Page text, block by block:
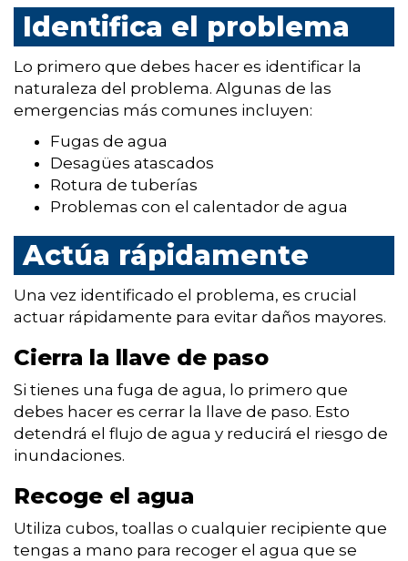
Identifica el problema
Lo primero que debes hacer es identificar la
naturaleza del problema. Algunas de las
emergencias más comunes incluyen:
Fugas de agua
Desagües atascados
Rotura de tuberías
Problemas con el calentador de agua
Actúa rápidamente
Una vez identificado el problema, es crucial
actuar rápidamente para evitar daños mayores.
Cierra la llave de paso
Si tienes una fuga de agua, lo primero que
debes hacer es cerrar la llave de paso. Esto
detendrá el flujo de agua y reducirá el riesgo de
inundaciones.
Recoge el agua
Utiliza cubos, toallas o cualquier recipiente que
tengas a mano para recoger el agua que se